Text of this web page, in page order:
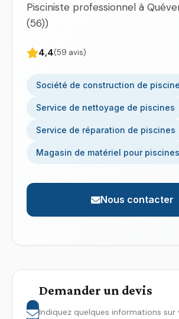
Pisciniste professionnel à
(56))
4,4(59 avis)
Société de construction de piscine
Service de nettoyage de piscines
Service de réparation de piscines
Magasin de matériel pour piscines
Nous contacter
Demander un devis
Indiquez quelques informations sur